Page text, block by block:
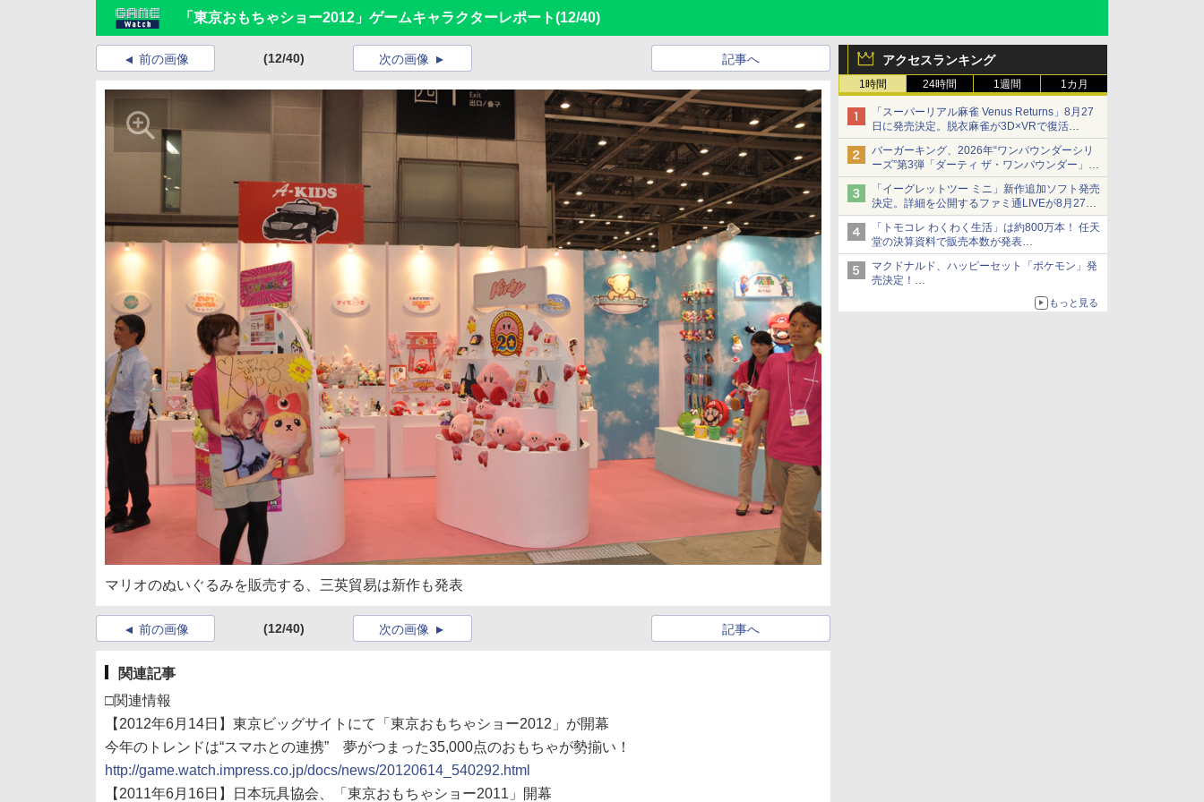
「東京おもちゃショー2012」ゲームキャラクターレポート(12/40)
アクセスランキング
1時間 24時間 1週間 1カ月
「スーパーリアル麻雀 Venus Returns」8月27
日に発売決定。脱衣麻雀が3D×VRで復活
発売から2週間は20%オフになるセールが実施
バーガーキング、2026年“ワンパウンダーシリ
ーズ”第3弾「ダーティ ザ・ワンパウンダー」を
8月7日発売
「特製ガーリックマヨソース」を使用した超大
型チーズバーガー
「イーグレットツー ミニ」新作追加ソフト発売
決定。詳細を公開するファミ通LIVEが8月27日
20時から配信
シリーズ累計100タイトルへ
「トモコレ わくわく生活」は約800万本！ 任天
堂の決算資料で販売本数が発表
「ぽこポケ」は127万本に
マクドナルド、ハッピーセット「ポケモン」発
売決定！
ポケモン30周年記念で30匹が大集合
もっと見る
前の画像 (12/40) 記事へ
次の画像
マリオのぬいぐるみを販売する、三英貿易は新作も発表
前の画像 (12/40) 記事へ
次の画像
関連記事
□関連情報
【2012年6月14日】東京ビッグサイトにて「東京おもちゃショー2012」が開幕
今年のトレンドは“スマホとの連携” 夢がつまった35,000点のおもちゃが勢揃い！
http://game.watch.impress.co.jp/docs/news/20120614_540292.html
【2011年6月16日】日本玩具協会、「東京おもちゃショー2011」開幕